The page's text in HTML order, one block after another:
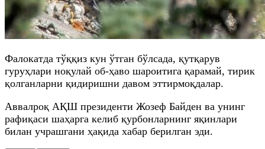
Фалокатда тўққиз кун ўтган бўлсада, қутқарув
гуруҳлари ноқулай об-ҳаво шароитига қарамай, тирик
қолганларни қидиришни давом эттирмоқдалар.
Aввалроқ AҚШ президенти Жозеф Байден ва унинг
рафиқаси шаҳарга келиб қурбонларнинг яқинлари
билан учрашгани ҳақида хабар берилган эди.